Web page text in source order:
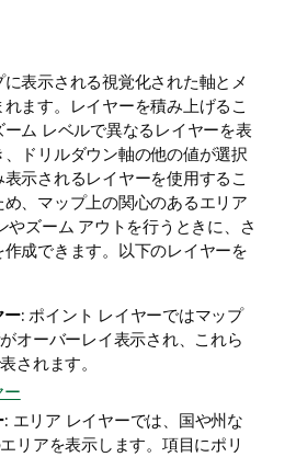
表示される視覚化された軸とメ
ます。レイヤーを積み上げるこ
ム レベルで異なるレイヤーを表
ドリルダウン軸の他の値が選択
示されるレイヤーを使用するこ
、マップ上の関心のあるエリア
やズーム アウトを行うときに、さ
成できます。以下のレイヤーを
ー: ポイント レイヤーではマップ
オーバーレイ表示され、これら
されます。
ー
: エリア レイヤーでは、国や州な
リアを表示します。項目にポリ